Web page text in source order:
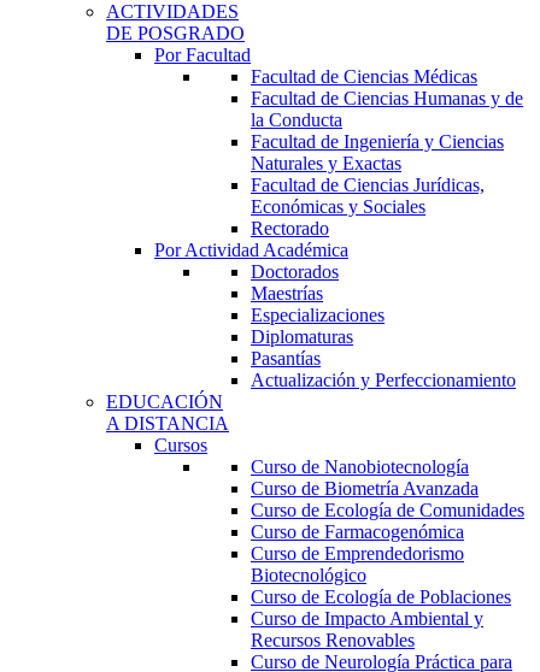
ACTIVIDADES
DE POSGRADO
Por Facultad
Facultad de Ciencias Médicas
Facultad de Ciencias Humanas y de
la Conducta
Facultad de Ingeniería y Ciencias
Naturales y Exactas
Facultad de Ciencias Jurídicas,
Económicas y Sociales
Rectorado
Por Actividad Académica
Doctorados
Maestrías
Especializaciones
Diplomaturas
Pasantías
Actualización y Perfeccionamiento
EDUCACIÓN
A DISTANCIA
Cursos
Curso de Nanobiotecnología
Curso de Biometría Avanzada
Curso de Ecología de Comunidades
Curso de Farmacogenómica
Curso de Emprendedorismo
Biotecnológico
Curso de Ecología de Poblaciones
Curso de Impacto Ambiental y
Recursos Renovables
Curso de Neurología Práctica para